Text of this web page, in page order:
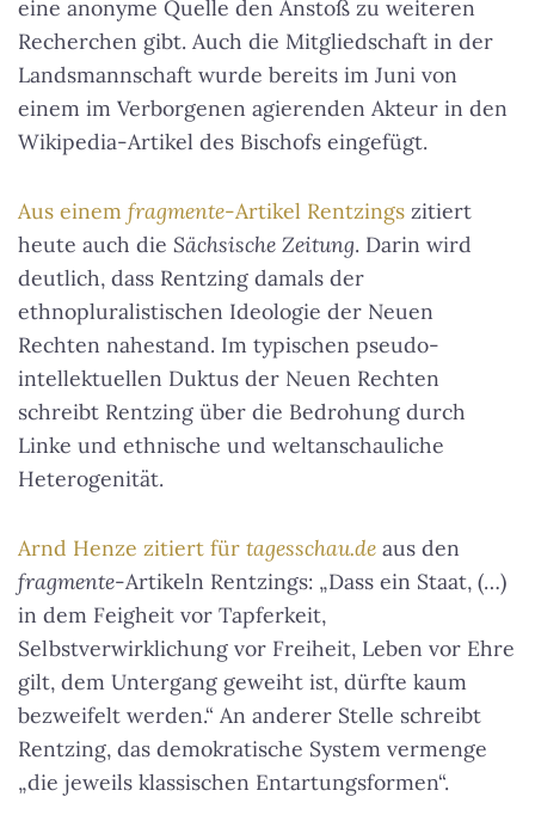
eine anonyme Quelle den Anstoß zu weiteren
Recherchen gibt. Auch die Mitgliedschaft in der
Landsmannschaft wurde bereits im Juni von
einem im Verborgenen agierenden Akteur in den
Wikipedia-Artikel des Bischofs eingefügt.
Aus einem fragmente-Artikel Rentzings zitiert
heute auch die Sächsische Zeitung. Darin wird
deutlich, dass Rentzing damals der
ethnopluralistischen Ideologie der Neuen
Rechten nahestand. Im typischen pseudo-
intellektuellen Duktus der Neuen Rechten
schreibt Rentzing über die Bedrohung durch
Linke und ethnische und weltanschauliche
Heterogenität.
Arnd Henze zitiert für tagesschau.de aus den
fragmente-Artikeln Rentzings: „Dass ein Staat, (…)
in dem Feigheit vor Tapferkeit,
Selbstverwirklichung vor Freiheit, Leben vor Ehre
gilt, dem Untergang geweiht ist, dürfte kaum
bezweifelt werden.“ An anderer Stelle schreibt
Rentzing, das demokratische System vermenge
„die jeweils klassischen Entartungsformen“.